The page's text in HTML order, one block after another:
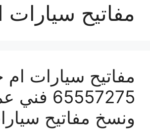
مفاتيح
مفاتيح سيارات
65557275
ونسخ مفاتيح